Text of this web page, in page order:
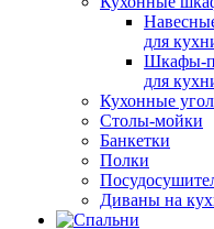
для
Шкафы-
для
Кухонные
Столы-мойки
Банкетки
Полки
Диваны на